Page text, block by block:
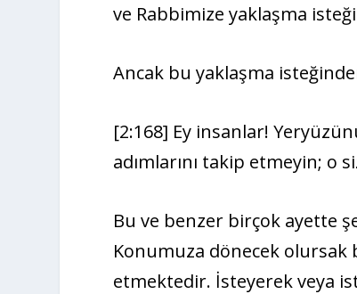
ve Rabbimize yaklaşma
Ancak bu yaklaşma
[2:168] Ey insanlar!
adımlarını takip etmeyin; o
Bu ve benzer birçok ayette
Konumuza dönecek olursak
etmektedir. İsteyerek veya